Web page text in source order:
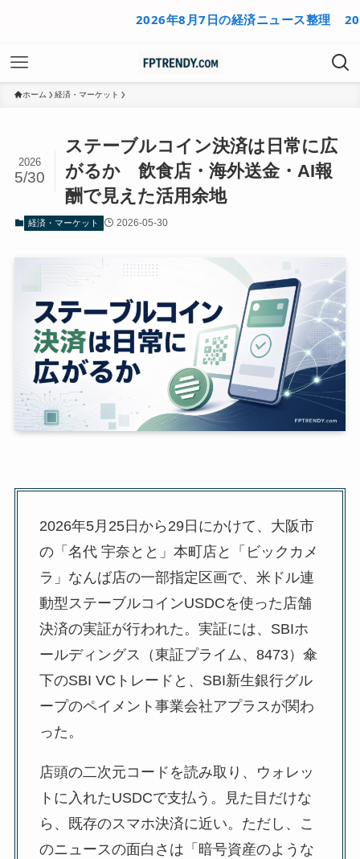
2026年8月7日の経済ニュース整理 2026年8月
ホーム 経済・マーケット
ステーブルコイン決済は日常に広
がるか 飲食店・海外送金・AI報
酬で見えた活用余地
2026
5/30
経済・マーケット 2026-05-30
2026年5月25日から29日にかけて、大阪市
の「名代 宇奈とと」本町店と「ビックカメ
ラ」なんば店の一部指定区画で、米ドル連
動型ステーブルコインUSDCを使った店舗
決済の実証が行われた。実証には、SBIホ
ールディングス（東証プライム、8473）傘
下のSBI VCトレードと、SBI新生銀行グル
ープのペイメント事業会社アプラスが関わ
った。
店頭の二次元コードを読み取り、ウォレッ
トに入れたUSDCで支払う。見た目だけな
ら、既存のスマホ決済に近い。ただし、こ
のニュースの面白さは「暗号資産のような